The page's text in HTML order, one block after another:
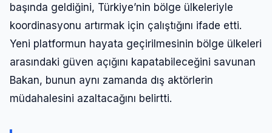
başında geldiğini, Türkiye’nin bölge ülkeleriyle
koordinasyonu artırmak için çalıştığını ifade etti.
Yeni platformun hayata geçirilmesinin bölge ülkeleri
arasındaki güven açığını kapatabileceğini savunan
Bakan, bunun aynı zamanda dış aktörlerin
müdahalesini azaltacağını belirtti.